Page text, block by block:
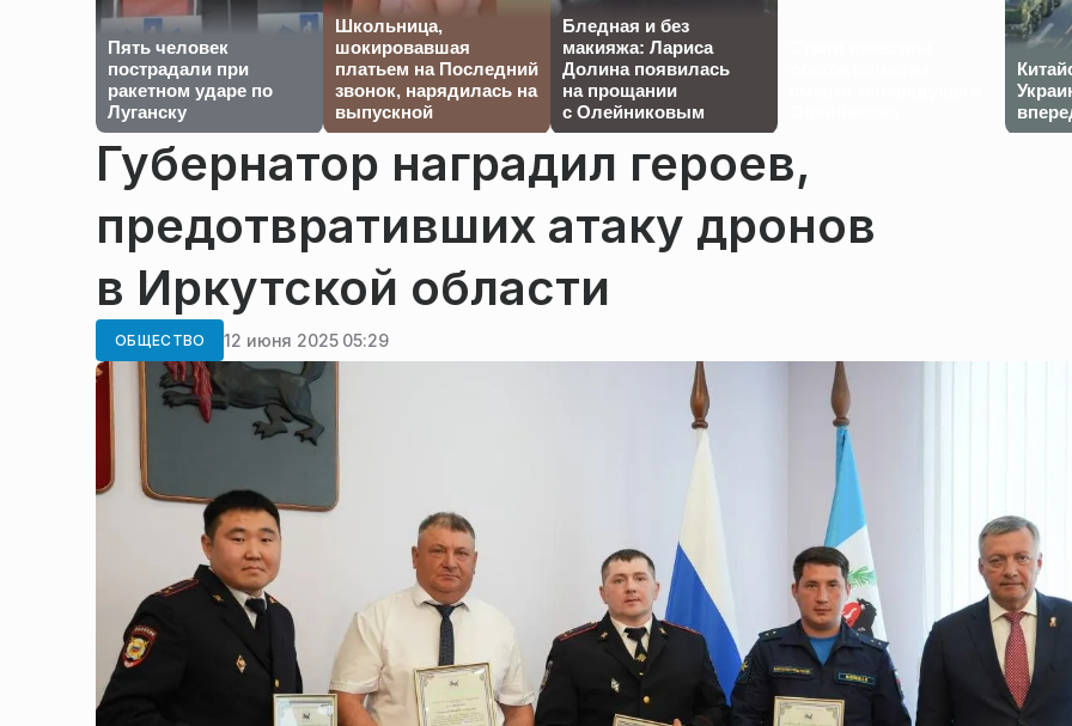
Пять человек
пострадали при
ракетном ударе по
Луганску
Школьница,
шокировавшая
платьем на Последний
звонок, нарядилась на
выпускной
Бледная и без
макияжа: Лариса
Долина появилась
на прощании
с Олейниковым
Губернатор наградил героев,
предотвративших атаку дронов
в Иркутской области
ОБЩЕСТВО 12 июня 2025 05:29